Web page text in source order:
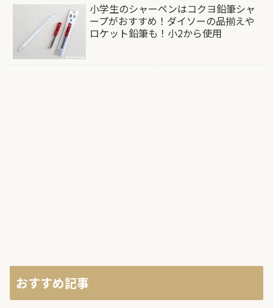
小学生のシャーペンはコクヨ鉛筆シャ
ープがおすすめ！ダイソーの品揃えや
ロケット鉛筆も！小2から使用
おすすめ記事